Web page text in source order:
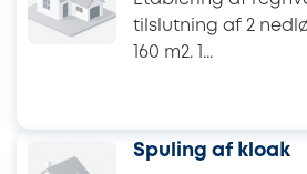
tilslutning af 2
160 m2. 1...
Spuling af kloak